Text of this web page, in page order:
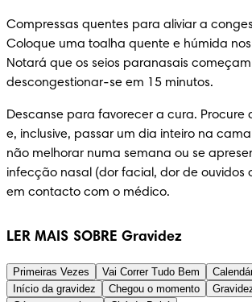
Compressas quentes para aliviar a
Coloque uma toalha quente e húmida nos
Notará que os seios paranasais
descongestionar-se em 15 minutos.
Descanse para favorecer a cura. Procure
e, inclusive, passar um dia inteiro na cama
não melhorar numa semana ou se
infecção nasal (dor facial, dor de ouvidos
em contacto com o médico.
LER MAIS SOBRE Gravidez
Primeiras Vezes Vai Correr Tudo Bem
Início da gravidez
Chegou o momento